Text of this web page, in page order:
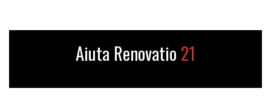
Aiuta Renovatio 21